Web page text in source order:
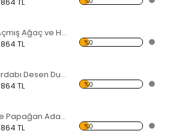
Çiçek Açmış Ağaç ve Hamak Forex Tablo
864 TL %0
Renk Girdabı Desen Duvar Panosu
864 TL %0
İnsan ve Papağan Adada Forex Tablo
864 TL %0